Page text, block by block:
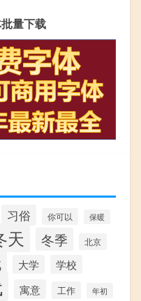
量下载
习俗 你可以 保暖
天 冬季 北京
大学
学校
寓意 工作 年初